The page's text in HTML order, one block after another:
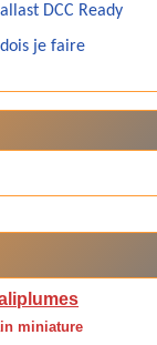
miniature
DCC Ready
je faire